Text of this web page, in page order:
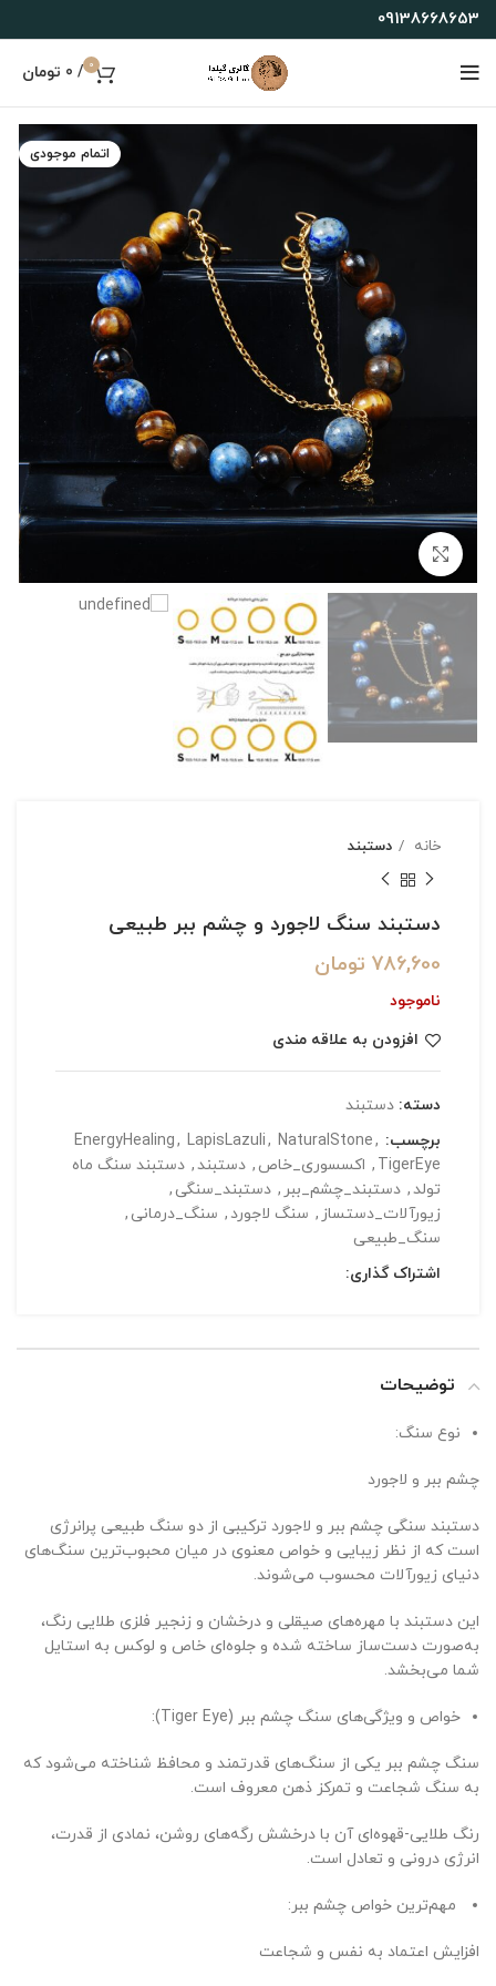
09138668653
0
/
0 تومان
اتمام موجودی
خانه دستبند
دستبند سنگ لاجورد و چشم ببر طبیعی
786,600 تومان
ناموجود
افزودن به علاقه مندی
دسته: دستبند
برچسب:
EnergyHealing, LapisLazuli, NaturalStone,
TigerEye
, اکسسوری_خاص, دستبند, دستبند سنگ ماه
تولد, دستبند_چشم_ببر , دستبند_سنگی ,
زیورآلات_دستساز , سنگ لاجورد , سنگ_درمانی ,
سنگ_طبیعی
اشتراک گذاری:
توضیحات
نوع سنگ:
چشم ببر و لاجورد
دستبند سنگی چشم ببر و لاجورد ترکیبی از دو سنگ طبیعی پرانرژی
است که از نظر زیبایی و خواص معنوی در میان محبوب‌ترین سنگ‌های
دنیای زیورآلات محسوب می‌شوند.
این دستبند با مهره‌های صیقلی و درخشان و زنجیر فلزی طلایی رنگ،
به‌صورت دست‌ساز ساخته شده و جلوه‌ای خاص و لوکس به استایل
شما می‌بخشد.
خواص و ویژگی‌های سنگ چشم ببر (Tiger Eye):
سنگ چشم ببر یکی از سنگ‌های قدرتمند و محافظ شناخته می‌شود که
به سنگ شجاعت و تمرکز ذهن معروف است.
رنگ طلایی-قهوه‌ای آن با درخشش رگه‌های روشن، نمادی از قدرت،
انرژی درونی و تعادل است.
مهم‌ترین خواص چشم ببر:
افزایش اعتماد به نفس و شجاعت